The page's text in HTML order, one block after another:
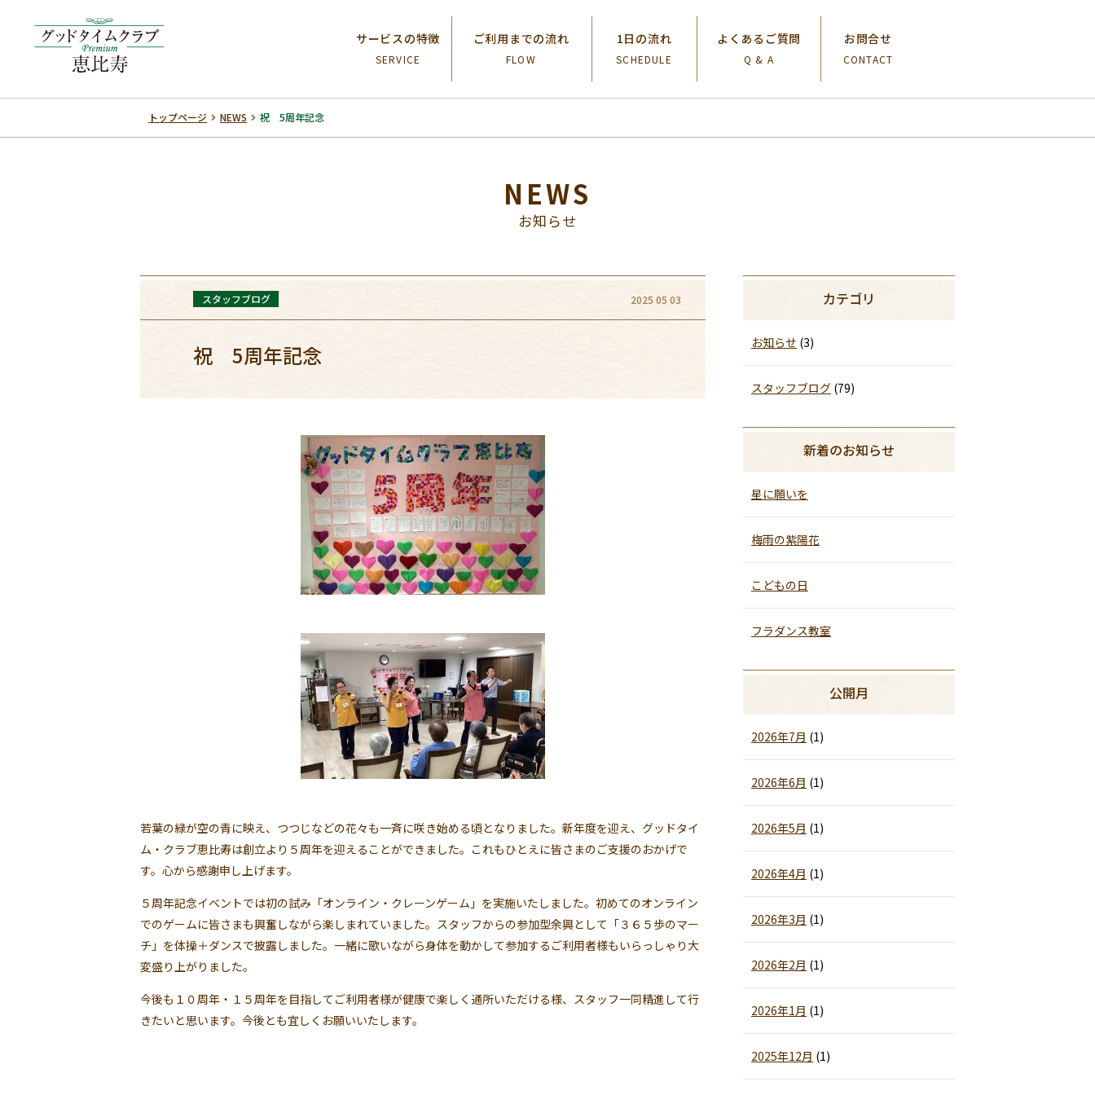
サービスの特徴
SERVICE
ご利用までの流れ
FLOW
1日の流れ
SCHEDULE
よくあるご質問
Q & A
お問合せ
CONTACT
トップページ NEWS 祝 5周年記念
NEWS
お知らせ
スタッフブログ 2025 05 03
祝 5周年記念
若葉の緑が空の青に映え、つつじなどの花々も一斉に咲き始める頃となりました。新年度を迎え、グッドタイ
ム・クラブ恵比寿は創立より５周年を迎えることができました。これもひとえに皆さまのご支援のおかげで
す。心から感謝申し上げます。
５周年記念イベントでは初の試み「オンライン・クレーンゲーム」を実施いたしました。初めてのオンライン
でのゲームに皆さまも興奮しながら楽しまれていました。スタッフからの参加型余興として「３６５歩のマー
チ」を体操＋ダンスで披露しました。一緒に歌いながら身体を動かして参加するご利用者様もいらっしゃり大
変盛り上がりました。
今後も１０周年・１５周年を目指してご利用者様が健康で楽しく通所いただける様、スタッフ一同精進して行
きたいと思います。今後とも宜しくお願いいたします。
カテゴリ
お知らせ (3)
スタッフブログ (79)
新着のお知らせ
星に願いを
梅雨の紫陽花
こどもの日
フラダンス教室
公開月
2026年7月 (1)
2026年6月 (1)
2026年5月 (1)
2026年4月 (1)
2026年3月 (1)
2026年2月 (1)
2026年1月 (1)
2025年12月 (1)